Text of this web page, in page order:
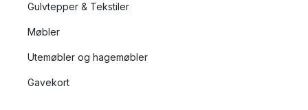
Gulvtepper & Tekstiler
Møbler
Utemøbler og hagemøbler
Gavekort